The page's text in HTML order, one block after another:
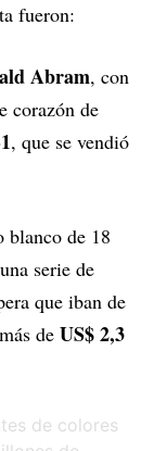
fueron:
Abram, con
corazón de
, que se vendió
blanco de 18
serie de
que iban de
de US$ 2,3